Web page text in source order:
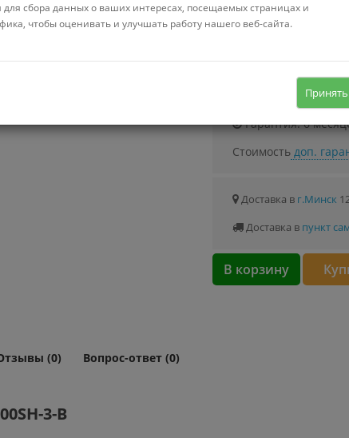
Узнать о
Гарантия: 6
Стоимостьдоп.
Доставка в г.Минск
Доставка в пункт
В корзину
(0) Вопрос-ответ (0)
3-B
для сбора данных о ваших интересах, посещаемых страницах и
чтобы оценивать и улучшать работу нашего веб-сайта.
Принять